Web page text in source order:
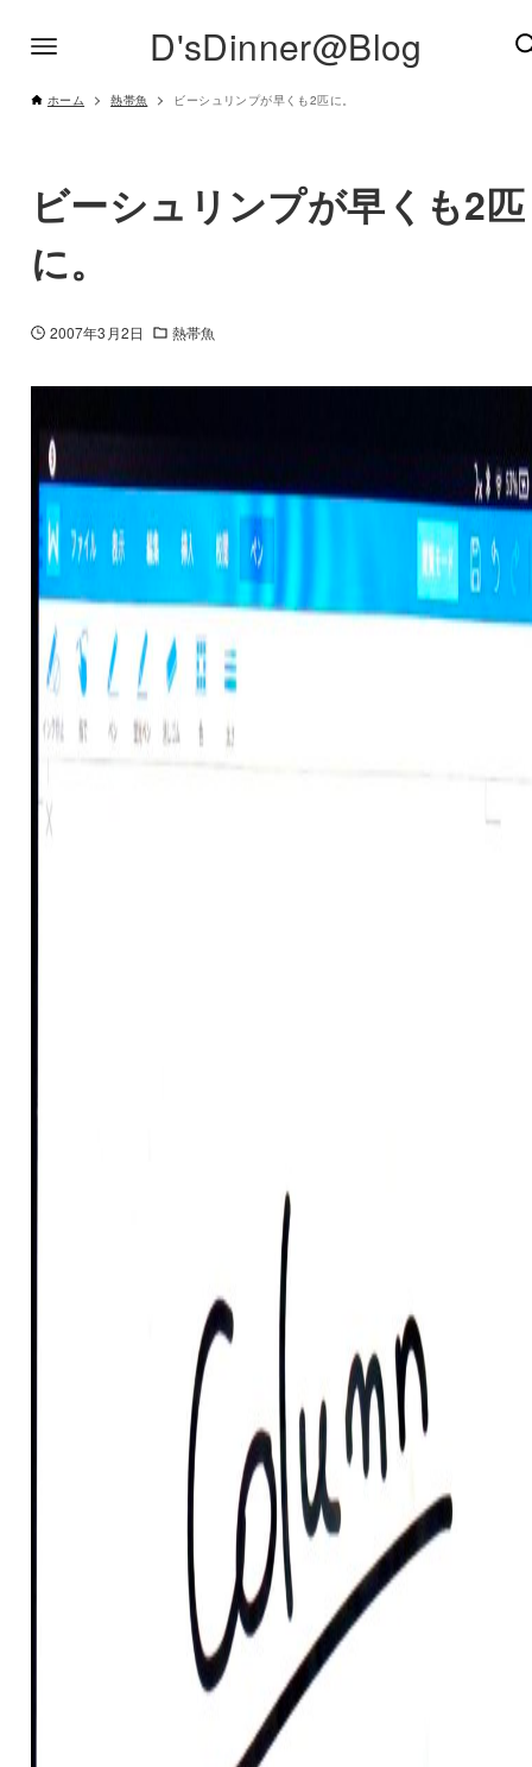
D'sDinner@Blog
ホーム 熱帯魚 ビーシュリンプが早くも2匹に。
ビーシュリンプが早くも2匹
に。
2007年3月2日 熱帯魚